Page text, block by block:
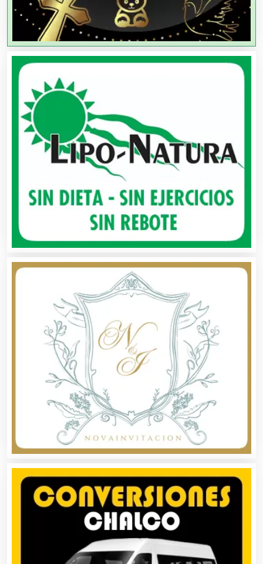
Agricultores
Agricultura y Ganadería
Agua Purificada
Aire Acondicionado
Albercas
Alimentos
Almacenaje
Alquiler de Autos
Alquiler de Equipos para Fiestas
Alquiler de Sillas y Mesas
Alquiler de Trajes de Etiqueta